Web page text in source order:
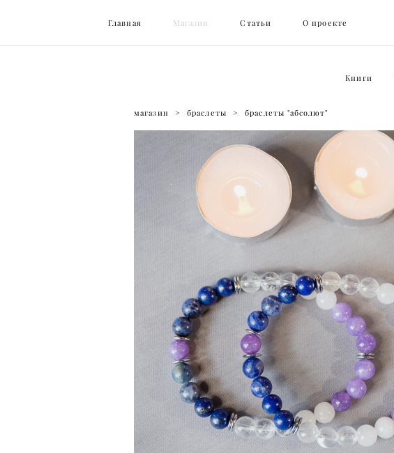
Главная Магазин Статьи О проекте
Главная Магазин Статьи О проекте
Книги
магазин > браслеты > браслеты "абсолют"